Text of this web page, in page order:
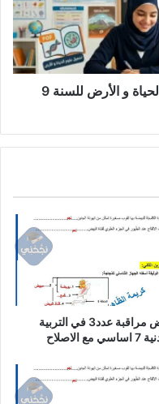
فروض تأليفية عدد 3 في علوم الحياة و الأرض للسنة 9
فرض مراقبة عدد3 في التربية
مع الاصلاح